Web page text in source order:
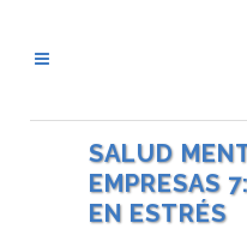
SALUD
EMPRESAS
EN ESTRÉS